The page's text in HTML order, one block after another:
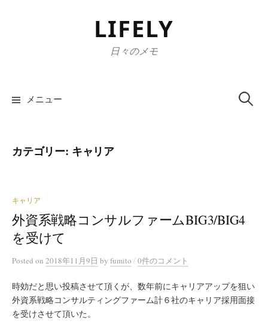
ス
プ
LIFELY
日々のメモ
メニュー 索:
カテゴリー: キャリア
キャリア
外資系戦略コンサルファームBIG3/BIG4
を受けて
Posted on 2018年11月9日 by fumito /0件のコメント
時効だと思い投稿させて頂くが、数年前にキャリアアップを狙い
外資系戦略コンサルティングファーム計６社のキャリア採用面接
を受けさせて頂いた。